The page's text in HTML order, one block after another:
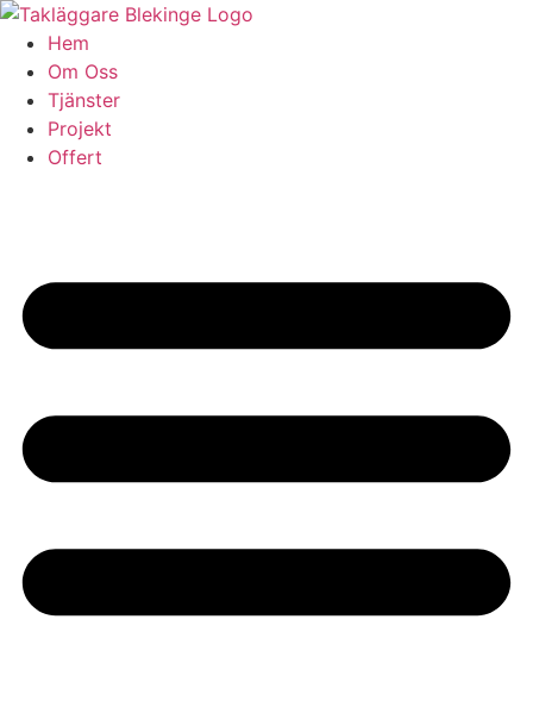
Skip
content
Hem
Om Oss
Tjänster
Projekt
Offert